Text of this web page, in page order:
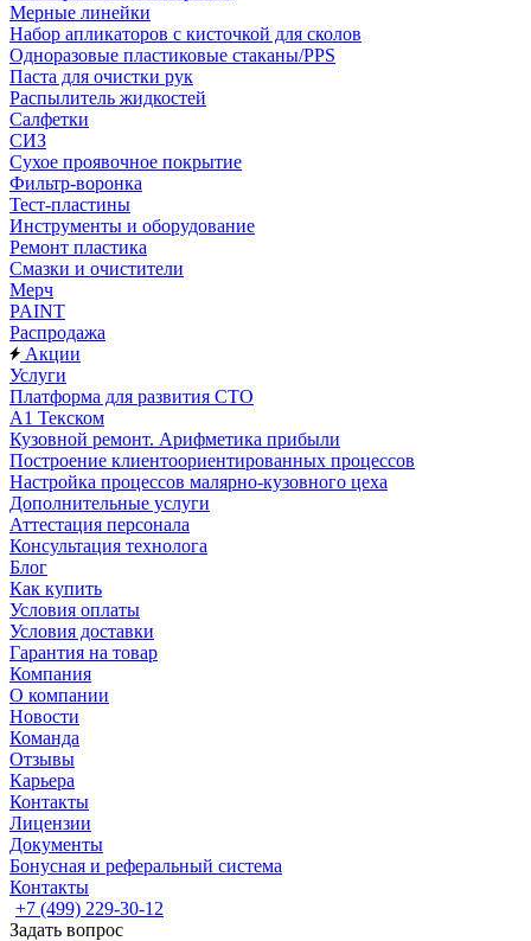
Мерные линейки
Набор апликаторов с кисточкой для сколов
Одноразовые пластиковые стаканы/PPS
Паста для очистки рук
Распылитель жидкостей
Салфетки
СИЗ
Сухое проявочное покрытие
Фильтр-воронка
Тест-пластины
Инструменты и оборудование
Ремонт пластика
Смазки и очистители
Мерч
PAINT
Распродажа
Акции
Услуги
Платформа для развития СТО
А1 Текском
Кузовной ремонт. Арифметика прибыли
Построение клиентоориентированных процессов
Настройка процессов малярно-кузовного цеха
Дополнительные услуги
Аттестация персонала
Консультация технолога
Блог
Как купить
Условия оплаты
Условия доставки
Гарантия на товар
Компания
О компании
Новости
Команда
Отзывы
Карьера
Контакты
Лицензии
Документы
Бонусная и реферальный система
Контакты
+7 (499) 229-30-12
Задать вопрос